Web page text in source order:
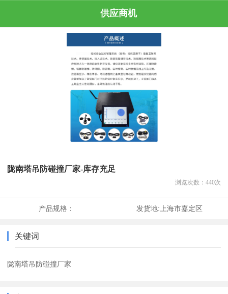
供应商机
陇南塔吊防碰撞厂家-库存充足
浏览次数： 440次
产品规格： 发货地:上海市嘉定区
关键词
陇南塔吊防碰撞厂家